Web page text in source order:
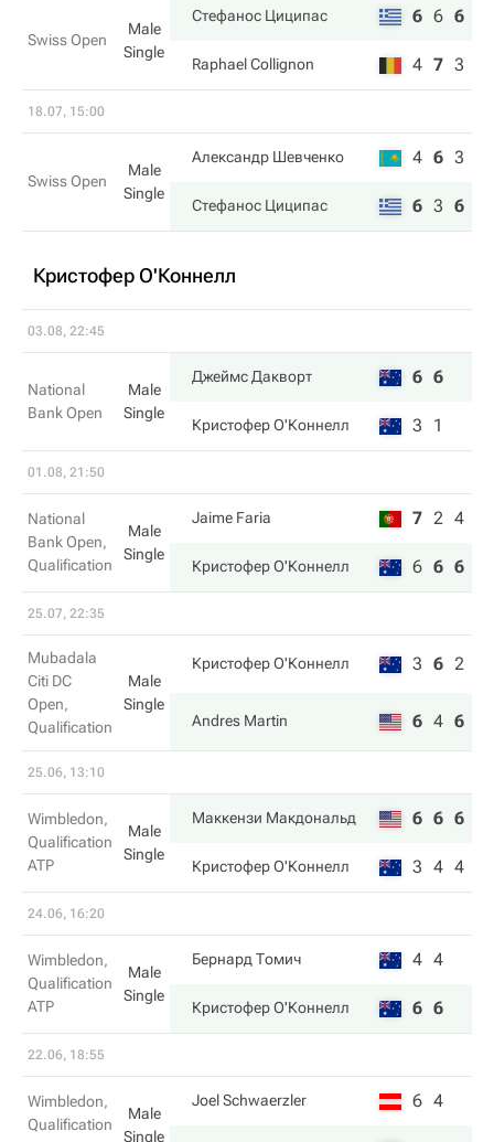
Swiss Open
Male
Single
Стефанос Циципас 6 6 6
Raphael Collignon 4 7 3
18.07, 15:00
Swiss Open
Male
Single
Александр Шевченко 4 6 3
Стефанос Циципас 6 3 6
Кристофер О'Коннелл
03.08, 22:45
National
Bank Open
Male
Single
Джеймс Дакворт 6 6
Кристофер О'Коннелл 3 1
01.08, 21:50
National
Bank Open,
Qualification
Male
Single
Jaime Faria 7 2 4
Кристофер О'Коннелл 6 6 6
25.07, 22:35
Mubadala
Citi DC
Open,
Qualification
Male
Single
Кристофер О'Коннелл 3 6 2
Andres Martin 6 4 6
25.06, 13:10
Wimbledon,
Qualification
ATP
Male
Single
Маккензи Макдональд 6 6 6
Кристофер О'Коннелл 3 4 4
24.06, 16:20
Wimbledon,
Qualification
ATP
Male
Single
Бернард Томич 4 4
Кристофер О'Коннелл 6 6
22.06, 18:55
Wimbledon,
Qualification
Male
Single
Joel Schwaerzler 6 4